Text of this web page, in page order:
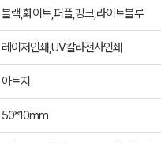
블랙,화이트,퍼플,핑크,라이트블루
레이저인쇄,UV칼라전사인쇄
아트지
50*10mm